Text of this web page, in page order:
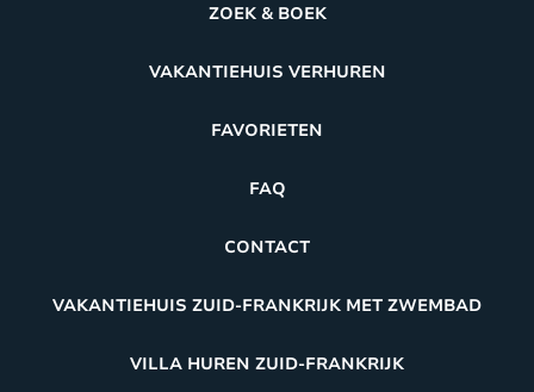
ZOEK & BOEK
VAKANTIEHUIS VERHUREN
FAVORIETEN
FAQ
CONTACT
VAKANTIEHUIS ZUID-FRANKRIJK MET ZWEMBAD
VILLA HUREN ZUID-FRANKRIJK